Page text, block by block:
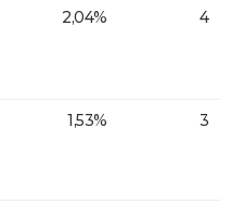
2,04% 4
1,53% 3